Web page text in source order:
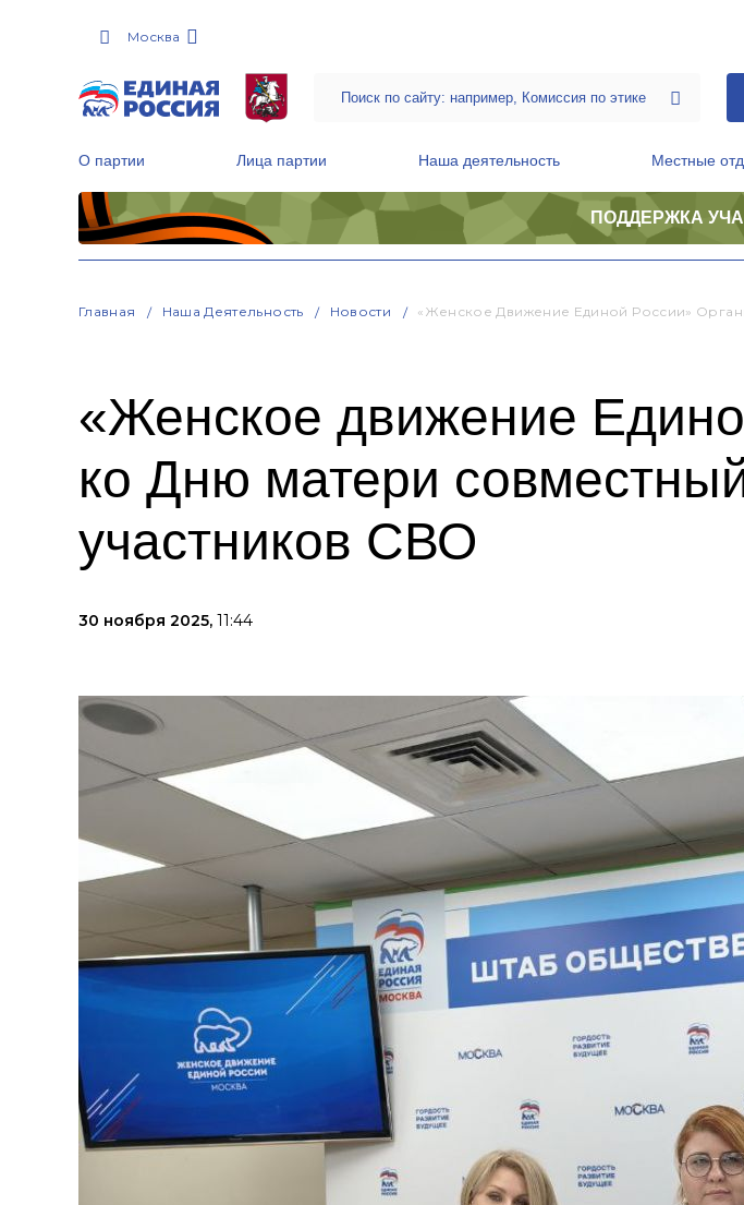
Москва
О партии Лица партии Наша деятельность Местные
ПОДДЕРЖКА
Главная Наша Деятельность Новости «Женское Движение Единой России»
«Женское движение
ко Дню матери
участников СВО
30 ноября 2025, 11:44